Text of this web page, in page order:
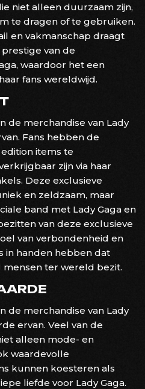
niet alleen duurzaam zijn,
te dragen of te gebruiken.
en vakmanschap draagt
van de
waardoor het een
fans wereldwijd.
de merchandise van Lady
Fans hebben de
items te
zijn via haar
Deze exclusieve
en zeldzaam, maar
band met Lady Gaga en
van deze exclusieve
van verbondenheid en
in handen hebben dat
mensen ter wereld bezit.
de merchandise van Lady
ervan. Veel van de
alleen mode- en
waardevolle
kunnen koesteren als
liefde voor Lady Gaga.